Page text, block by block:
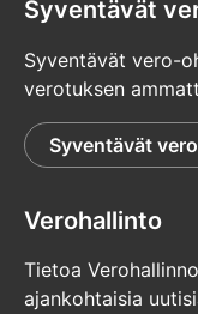
Syventävät
Syventävät vero-
verotuksen
Syventävät
Verohallinto
Tietoa
ajankohtaisia